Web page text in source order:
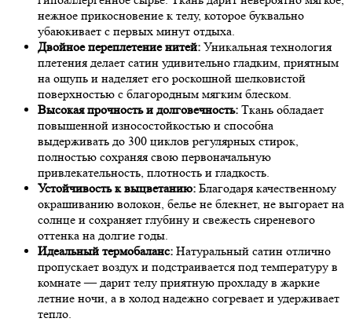
нежное прикосновение к телу, которое буквально
убаюкивает с первых минут отдыха.
Двойное переплетение нитей: Уникальная технология
плетения делает сатин удивительно гладким, приятным
на ощупь и наделяет его роскошной шелковистой
поверхностью с благородным мягким блеском.
Высокая прочность и долговечность: Ткань обладает
повышенной износостойкостью и способна
выдерживать до 300 циклов регулярных стирок,
полностью сохраняя свою первоначальную
привлекательность, плотность и гладкость.
Устойчивость к выцветанию: Благодаря качественному
окрашиванию волокон, белье не блекнет, не выгорает на
солнце и сохраняет глубину и свежесть сиреневого
оттенка на долгие годы.
Идеальный термобаланс: Натуральный сатин отлично
пропускает воздух и подстраивается под температуру в
комнате — дарит телу приятную прохладу в жаркие
летние ночи, а в холод надежно согревает и удерживает
тепло.